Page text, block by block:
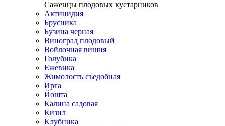
Саженцы плодовых кустарников
Актинидия
Брусника
Бузина черная
Виноград плодовый
Войлочная вишня
Голубика
Ежевика
Жимолость съедобная
Ирга
Йошта
Калина садовая
Кизил
Клубника